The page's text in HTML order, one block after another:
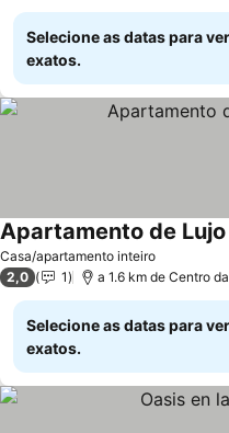
Selecione as datas para
exatos.
Casa/apartamento inteiro
Apartamento de Lujo
2,0 1 a 1.6 km de Centro
Selecione as datas para
exatos.